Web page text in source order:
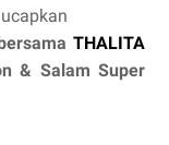
THALITA
& Salam Super